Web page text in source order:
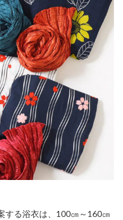
する浴衣は、100㎝～160㎝